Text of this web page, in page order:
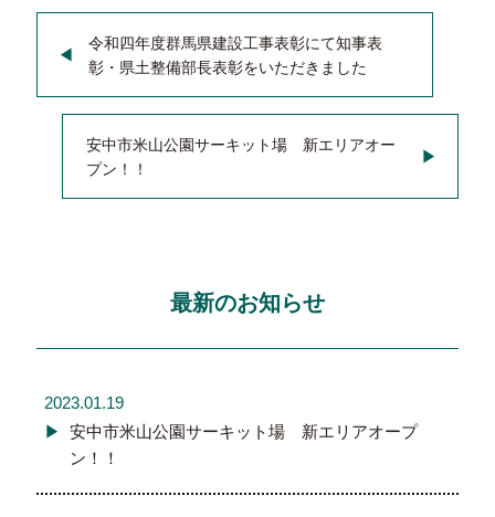
令和四年度群馬県建設工事表彰にて知事表
彰・県土整備部長表彰をいただきました
安中市米山公園サーキット場 新エリアオー
プン！！
最新のお知らせ
2023.01.19
安中市米山公園サーキット場 新エリアオープ
ン！！